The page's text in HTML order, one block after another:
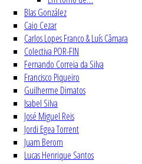
Blas González
Caio Cezar
Carlos Lopes Franco & Luís Câmara
Colectiva POR-FIN
Fernando Correia da Silva
Francisco Piqueiro
Guilherme Dimatos
Isabel Silva
José Miguel Reis
Jordi Egea Torrent
Juam Berom
Lucas Henrique Santos